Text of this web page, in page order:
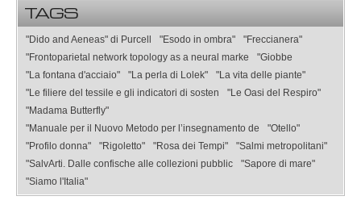
TAGS
"Dido and Aeneas" di Purcell "Esodo in ombra"
"Freccianera"
"Frontoparietal network topology as a neural marke
"Giobbe
"La fontana d'acciaio"
"La perla di Lolek"
"La vita delle piante"
"Le filiere del tessile e gli indicatori di sosten
"Le Oasi del Respiro"
"Madama Butterfly"
"Manuale per il Nuovo Metodo per l’insegnamento de
"Otello"
"Profilo donna"
"Rigoletto" "Rosa dei Tempi"
"Salmi metropolitani"
"SalvArti. Dalle confische alle collezioni pubblic
"Sapore di mare"
"Siamo l'Italia"